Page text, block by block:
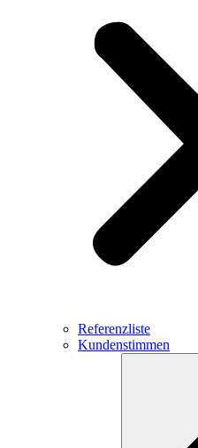
Referenzliste
Kundenstimmen